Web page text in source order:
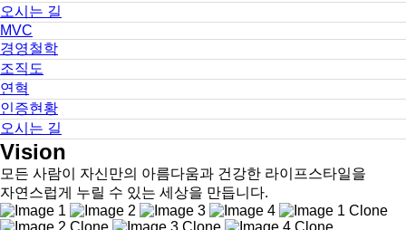
오시는 길
MVC
경영철학
조직도
연혁
인증현황
오시는 길
Vision
모든 사람이 자신만의 아름다움과 건강한 라이프스타일을
자연스럽게 누릴 수 있는 세상을 만듭니다.